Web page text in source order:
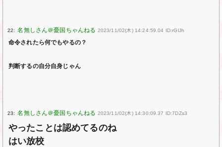
22: 2023/11/02(木) 14:24:59.04 ID:rGlJh
命令されたら何でもやるの？
判断するの自分自身じゃん
23: 2023/11/02(木) 14:30:09.37 ID:7DZs3
やったことは認めてるのね
はい放校